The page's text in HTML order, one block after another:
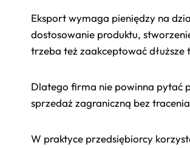
Eksport wymaga pieniędzy na
dostosowanie produktu,
trzeba też zaakceptować
Dlatego firma nie powinna pytać
sprzedaż zagraniczną bez
W praktyce przedsiębiorcy